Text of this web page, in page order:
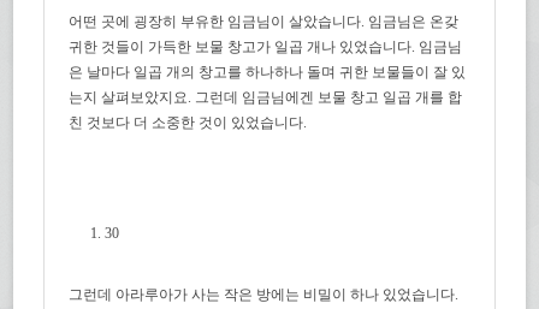
어떤 곳에 굉장히 부유한 임금님이 살았습니다. 임금님은 온갖
귀한 것들이 가득한 보물 창고가 일곱 개나 있었습니다. 임금님
은 날마다 일곱 개의 창고를 하나하나 돌며 귀한 보물들이 잘 있
는지 살펴보았지요. 그런데 임금님에겐 보물 창고 일곱 개를 합
친 것보다 더 소중한 것이 있었습니다.
30
그런데 아라루아가 사는 작은 방에는 비밀이 하나 있었습니다.